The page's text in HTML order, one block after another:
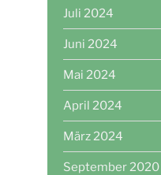
Juli 2024
Juni 2024
Mai 2024
April 2024
März 2024
September 2020